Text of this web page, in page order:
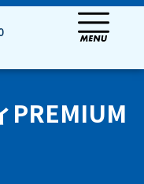
PREMIUM